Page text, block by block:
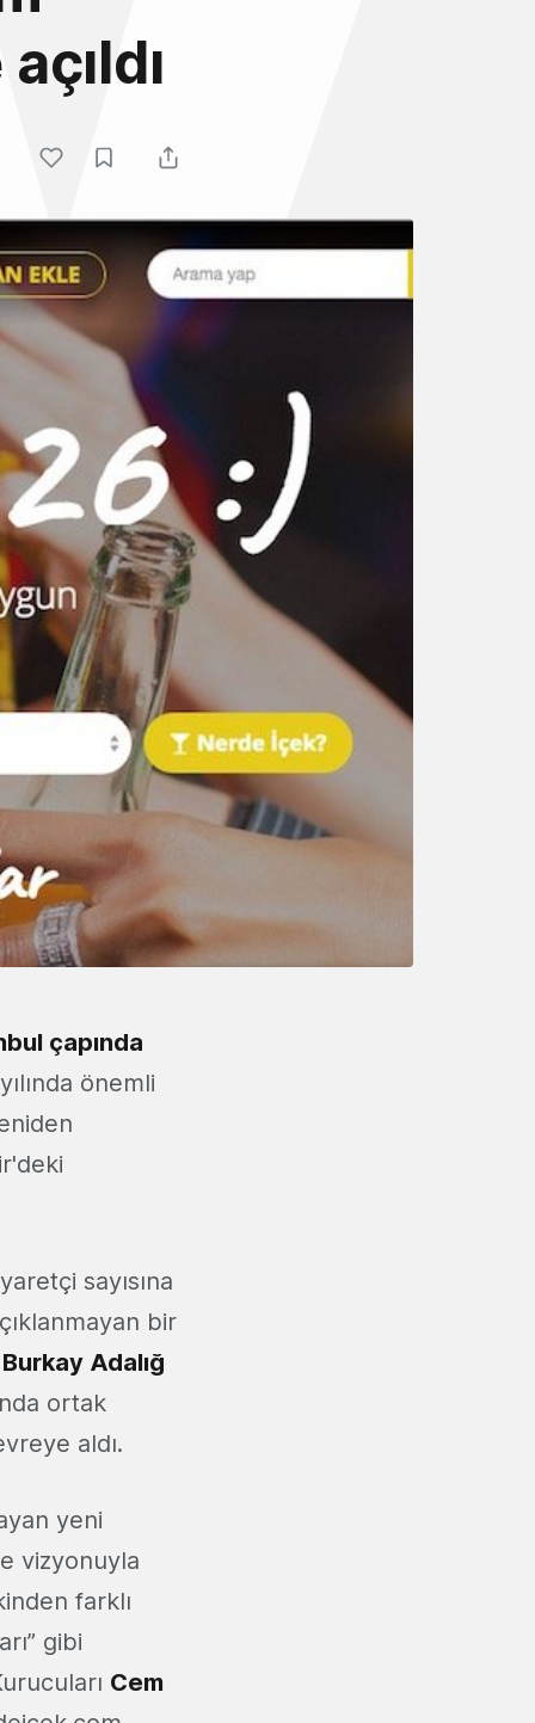
çapında
önemli
sayısına
bir
Burkay Adalığ
ortak
aldı.
yeni
vizyonuyla
farklı
gibi
Cem